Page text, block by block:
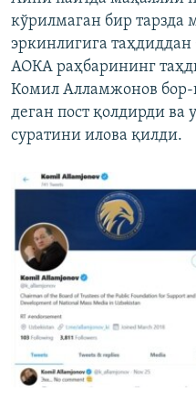
кўрилмаган бир тарзда
эркинлигига таҳдиддан
АОКА раҳбарининг
Комил Алламжонов бор-
деган пост қолдирди ва
суратини илова қилди.